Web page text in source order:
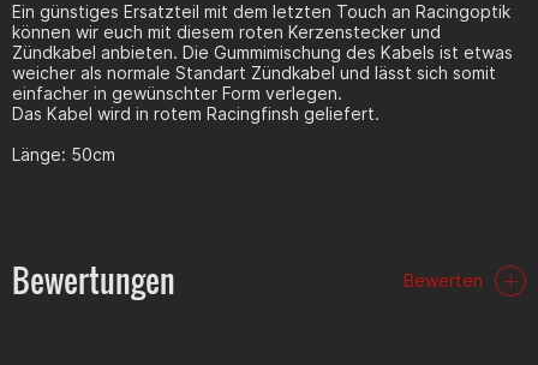
Ein günstiges Ersatzteil mit dem letzten Touch an Racingoptik
können wir euch mit diesem roten Kerzenstecker und
Zündkabel anbieten. Die Gummimischung des Kabels ist etwas
weicher als normale Standart Zündkabel und lässt sich somit
einfacher in gewünschter Form verlegen.
Das Kabel wird in rotem Racingfinsh geliefert.
Länge: 50cm
Bewertungen Bewerten